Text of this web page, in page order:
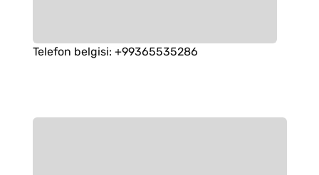
Telefon belgisi: +99365535286